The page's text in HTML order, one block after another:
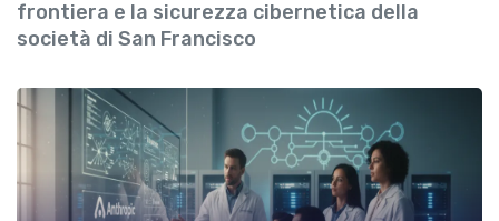
frontiera e la sicurezza cibernetica della
società di San Francisco